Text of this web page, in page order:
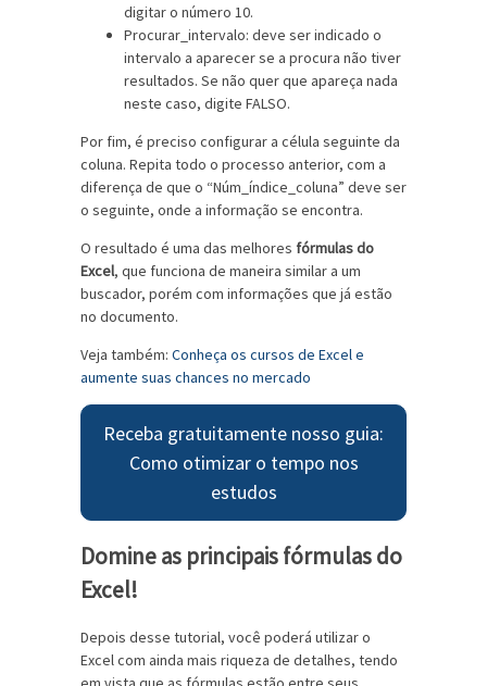
digitar o número 10.
Procurar_intervalo: deve ser indicado o
intervalo a aparecer se a procura não tiver
resultados. Se não quer que apareça nada
neste caso, digite FALSO.
Por fim, é preciso configurar a célula seguinte da
coluna. Repita todo o processo anterior, com a
diferença de que o “Núm_índice_coluna” deve ser
o seguinte, onde a informação se encontra.
O resultado é uma das melhores fórmulas do
Excel, que funciona de maneira similar a um
buscador, porém com informações que já estão
no documento.
Veja também: Conheça os cursos de Excel e
aumente suas chances no mercado
Receba gratuitamente nosso guia:
Como otimizar o tempo nos
estudos
Domine as principais fórmulas do
Excel!
Depois desse tutorial, você poderá utilizar o
Excel com ainda mais riqueza de detalhes, tendo